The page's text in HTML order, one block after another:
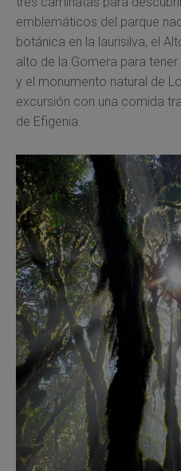
emblemáticos del parque
botánica en la laurisilva, el
alto de la Gomera para
y el monumento natural de
excursión con una comida
de Efigenia.